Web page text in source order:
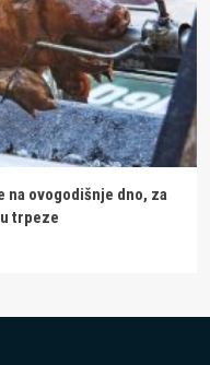
na ovogodišnje dno, za
trpeze